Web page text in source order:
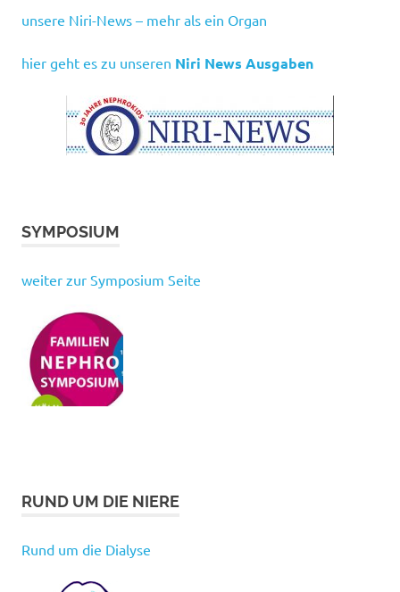
unsere Niri-News – mehr als ein Organ
hier geht es zu unseren Niri News Ausgaben
SYMPOSIUM
weiter zur Symposium Seite
RUND UM DIE NIERE
Rund um die Dialyse